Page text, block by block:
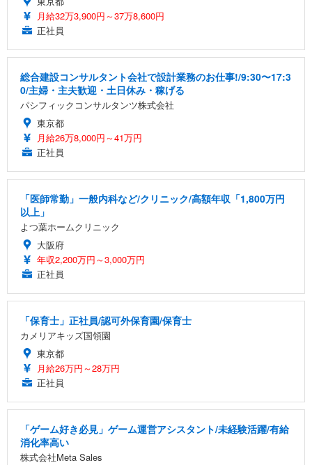
月給32万3,900円～37万8,600円
正社員
総合建設コンサルタント会社で設計業務のお仕事!/9:30〜17:3
0/主婦・主夫歓迎・土日休み・稼げる
パシフィックコンサルタンツ株式会社
東京都
月給26万8,000円～41万円
正社員
「医師常勤」一般内科など/クリニック/高額年収「1,800万円
以上」
よつ葉ホームクリニック
大阪府
年収2,200万円～3,000万円
正社員
「保育士」正社員/認可外保育園/保育士
カメリアキッズ国領園
東京都
月給26万円～28万円
正社員
「ゲーム好き必見」ゲーム運営アシスタント/未経験活躍/有給
消化率高い
株式会社Meta Sales